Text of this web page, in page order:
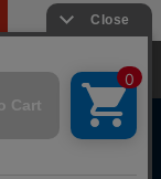
めにCookieを使用
同意したものとみな